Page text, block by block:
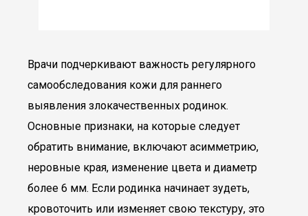
Врачи подчеркивают важность регулярного
самообследования кожи для раннего
выявления злокачественных родинок.
Основные признаки, на которые следует
обратить внимание, включают асимметрию,
неровные края, изменение цвета и диаметр
более 6 мм. Если родинка начинает зудеть,
кровоточить или изменяет свою текстуру, это